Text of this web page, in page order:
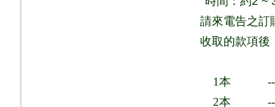
請來電告之訂
收取的款項後
1本
2本